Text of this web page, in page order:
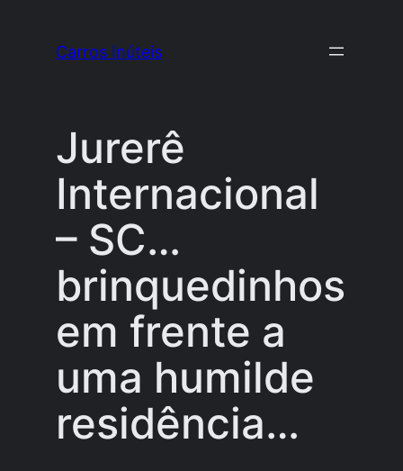
Carros Inúteis
Jurerê
Internacional
– SC…
brinquedinhos
em frente a
uma humilde
residência…